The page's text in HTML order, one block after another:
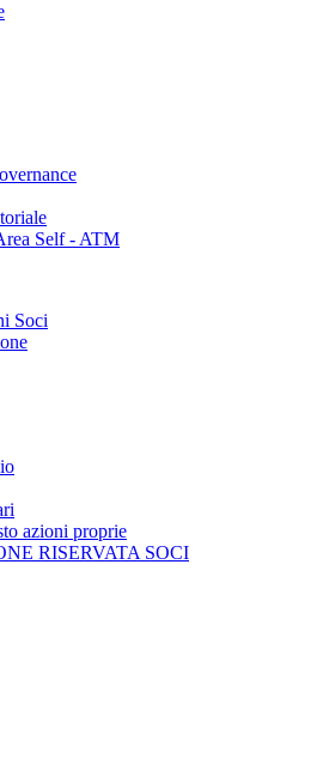
Self - ATM
Soci
azioni proprie
RISERVATA SOCI